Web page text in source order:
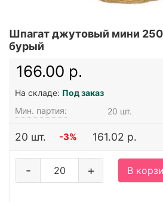
Шпагат джутовый мини 250
бурый
166.00 р.
На складе: Под заказ
Мин. партия:
20 шт.
20 шт. -3% 161.02 р.
+
- В